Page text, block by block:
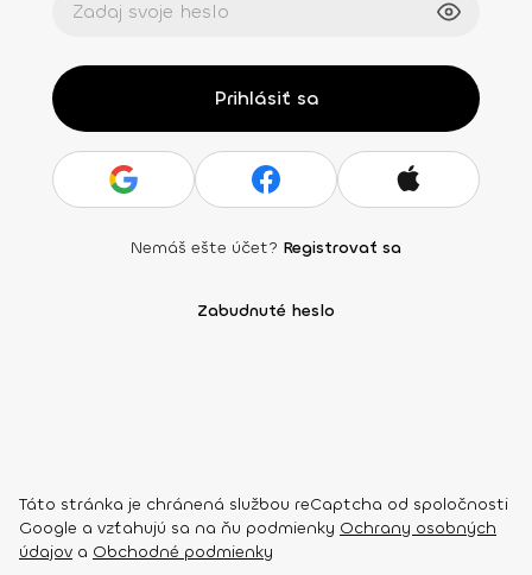
Prihlásiť sa
Nemáš ešte účet? Registrovať sa
Zabudnuté heslo
Táto stránka je chránená službou reCaptcha od spoločnosti
Google a vzťahujú sa na ňu podmienky Ochrany osobných
údajov a Obchodné podmienky